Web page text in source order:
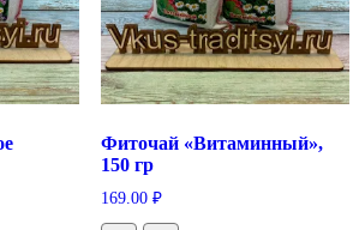
Фиточай «Витаминный»,
150 гр
169.00 ₽